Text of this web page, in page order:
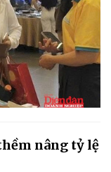
nâng tỷ lệ